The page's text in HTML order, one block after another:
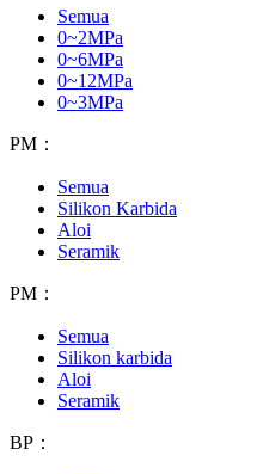
Semua
0~2MPa
0~6MPa
0~12MPa
0~3MPa
PM：
Semua
Silikon Karbida
Aloi
Seramik
PM：
Semua
Silikon karbida
Aloi
Seramik
BP：